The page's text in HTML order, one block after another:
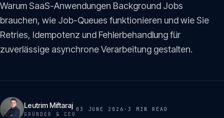
Insights 05
Glossar
Kontakt
Warum SaaS-Anwendungen Background Jobs
brauchen, wie Job-Queues funktionieren und wie Sie
Retries, Idempotenz und Fehlerbehandlung für
zuverlässige asynchrone Verarbeitung gestalten.
Leutrim Miftaraj
GRÜNDER & CEO
03 JUNE 2026 · 3 MIN READ